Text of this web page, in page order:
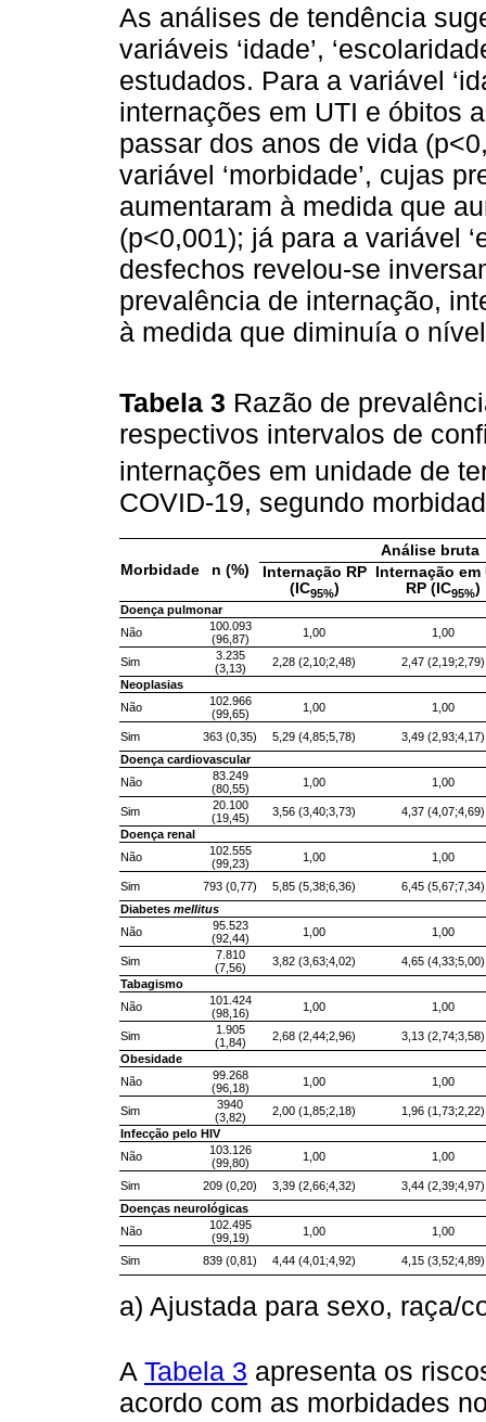
As análises de tendência
variáveis ‘idade’,
estudados. Para a variável
internações em UTI e óbitos
passar dos anos de vida
variável ‘morbidade’, cujas
aumentaram à medida que
(p<0,001); já para a variável
desfechos revelou-se
prevalência de internação,
à medida que diminuía o
Tabela 3 Razão de
respectivos intervalos de
internações em unidade de
COVID-19, segundo
Morbidade n (%)
Análise bruta
Internação RP
(IC95%)
Internação em
RP (IC95%)
Doença pulmonar
Não
100.093
(96,87)
1,00 1,00
Sim
3.235
(3,13)
2,28 (2,10;2,48)
2,47 (2,19;2,79)
Neoplasias
Não
102.966
(99,65)
1,00 1,00
Sim 363 (0,35) 5,29 (4,85;5,78)
3,49 (2,93;4,17)
Doença cardiovascular
Não
83.249
(80,55)
1,00 1,00
Sim
20.100
(19,45)
3,56 (3,40;3,73)
4,37 (4,07;4,69)
Doença renal
Não
102.555
(99,23)
1,00 1,00
Sim 793 (0,77) 5,85 (5,38;6,36)
6,45 (5,67;7,34)
Diabetes mellitus
Não
95.523
(92,44)
1,00 1,00
Sim
7.810
(7,56)
3,82 (3,63;4,02)
4,65 (4,33;5,00)
Tabagismo
Não
101.424
(98,16)
1,00 1,00
Sim
1.905
(1,84)
2,68 (2,44;2,96)
3,13 (2,74;3,58)
Obesidade
Não
99.268
(96,18)
1,00 1,00
Sim
3940
(3,82)
2,00 (1,85;2,18)
1,96 (1,73;2,22)
Infecção pelo HIV
Não
103.126
(99,80)
1,00 1,00
Sim 209 (0,20) 3,39 (2,66;4,32)
3,44 (2,39;4,97)
Doenças neurológicas
Não
102.495
(99,19)
1,00 1,00
Sim 839 (0,81) 4,44 (4,01;4,92) 4,15 (3,52;4,89)
a) Ajustada para sexo, raça/
A Tabela 3 apresenta os
acordo com as morbidades